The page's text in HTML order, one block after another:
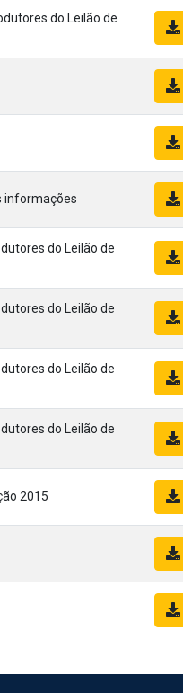
do Leilão de
informações
do Leilão de
do Leilão de
do Leilão de
do Leilão de
2015